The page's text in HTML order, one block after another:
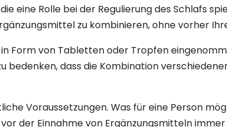
eine Rolle bei der Regulierung des Schlafs
zu kombinieren, ohne vorher
Form von Tabletten oder Tropfen
bedenken, dass die Kombination
Voraussetzungen. Was für eine Person
der Einnahme von Ergänzungsmitteln